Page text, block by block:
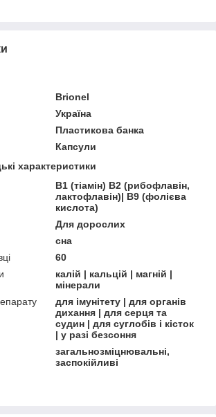
Brionel
Україна
Пластикова банка
Капсули
характеристики
В1 (тіамін) В2 (рибофлавін,
лактофлавін)| В9 (фолієва
кислота)
Для дорослих
сна
60
калій | кальцій | магній |
мінерали
для імунітету | для органів
дихання | для серця та
судин | для суглобів і кісток
| у разі безсоння
загальнозміцнювальні,
заспокійливі